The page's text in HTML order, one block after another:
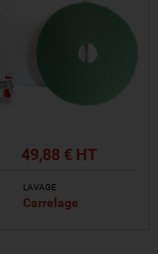
49,88 € HT
LAVAGE
Carrelage